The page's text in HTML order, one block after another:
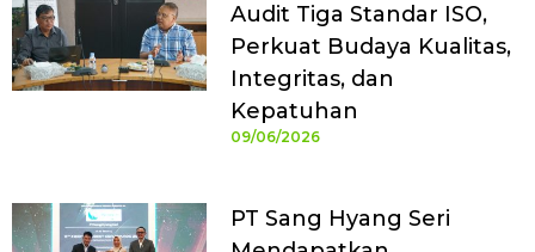
Audit Tiga Standar ISO,
Perkuat Budaya Kualitas,
Integritas, dan
Kepatuhan
09/06/2026
PT Sang Hyang Seri